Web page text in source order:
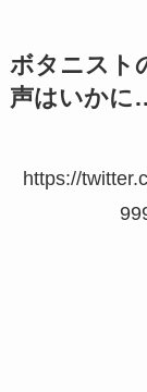
ボタニスト
声はいかに
https://